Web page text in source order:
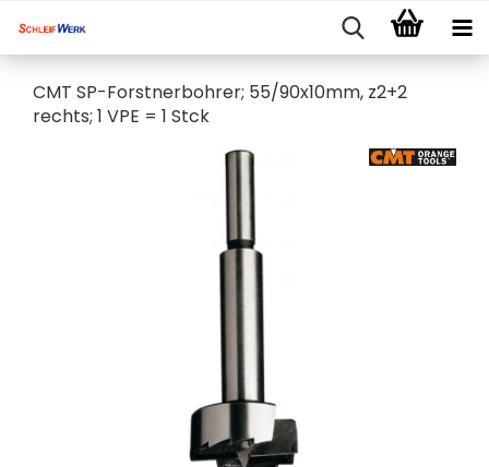
CMT SP-Forstnerbohrer; 55/90x10mm, z2+2
rechts; 1 VPE = 1 Stck